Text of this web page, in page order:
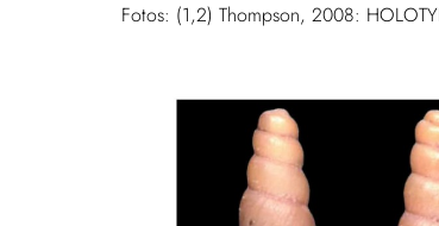
Fotos: (1,2) Thompson, 2008: